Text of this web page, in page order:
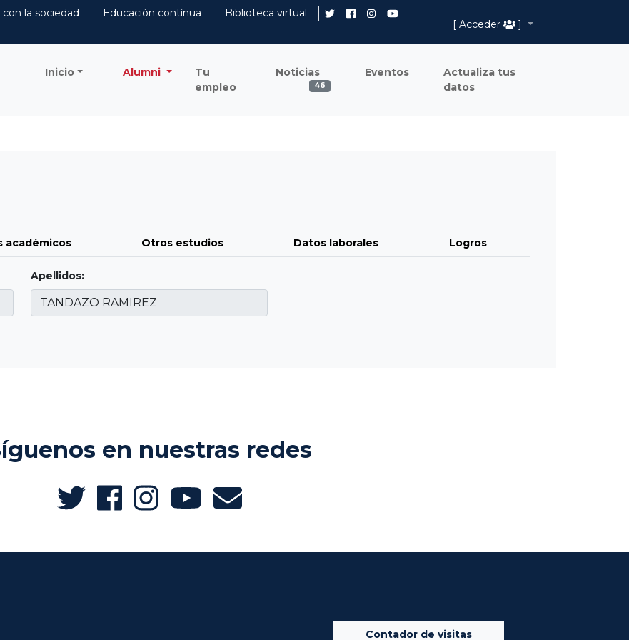
la sociedad Educación contínua
Biblioteca virtual
[ Acceder
]
Inicio Alumni
Tu
empleo
Noticias
46
Eventos
Actualiza tus
datos
académicos Otros estudios Datos laborales Logros
Apellidos:
en nuestras redes
Contador de visitas